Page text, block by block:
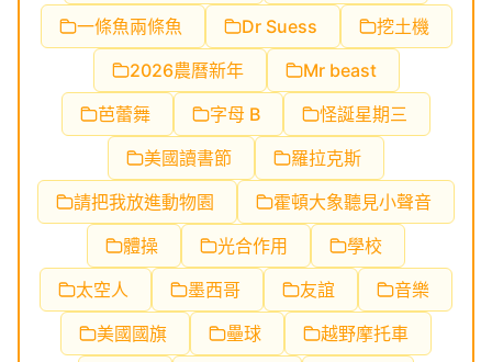
一條魚兩條魚
Dr Suess
挖土機
2026農曆新年
Mr beast
芭蕾舞
字母 B
怪誕星期三
美國讀書節
羅拉克斯
請把我放進動物園
霍頓大象聽見小聲音
體操
光合作用
學校
太空人
墨西哥 友誼
音樂
美國國旗
壘球
越野摩托車